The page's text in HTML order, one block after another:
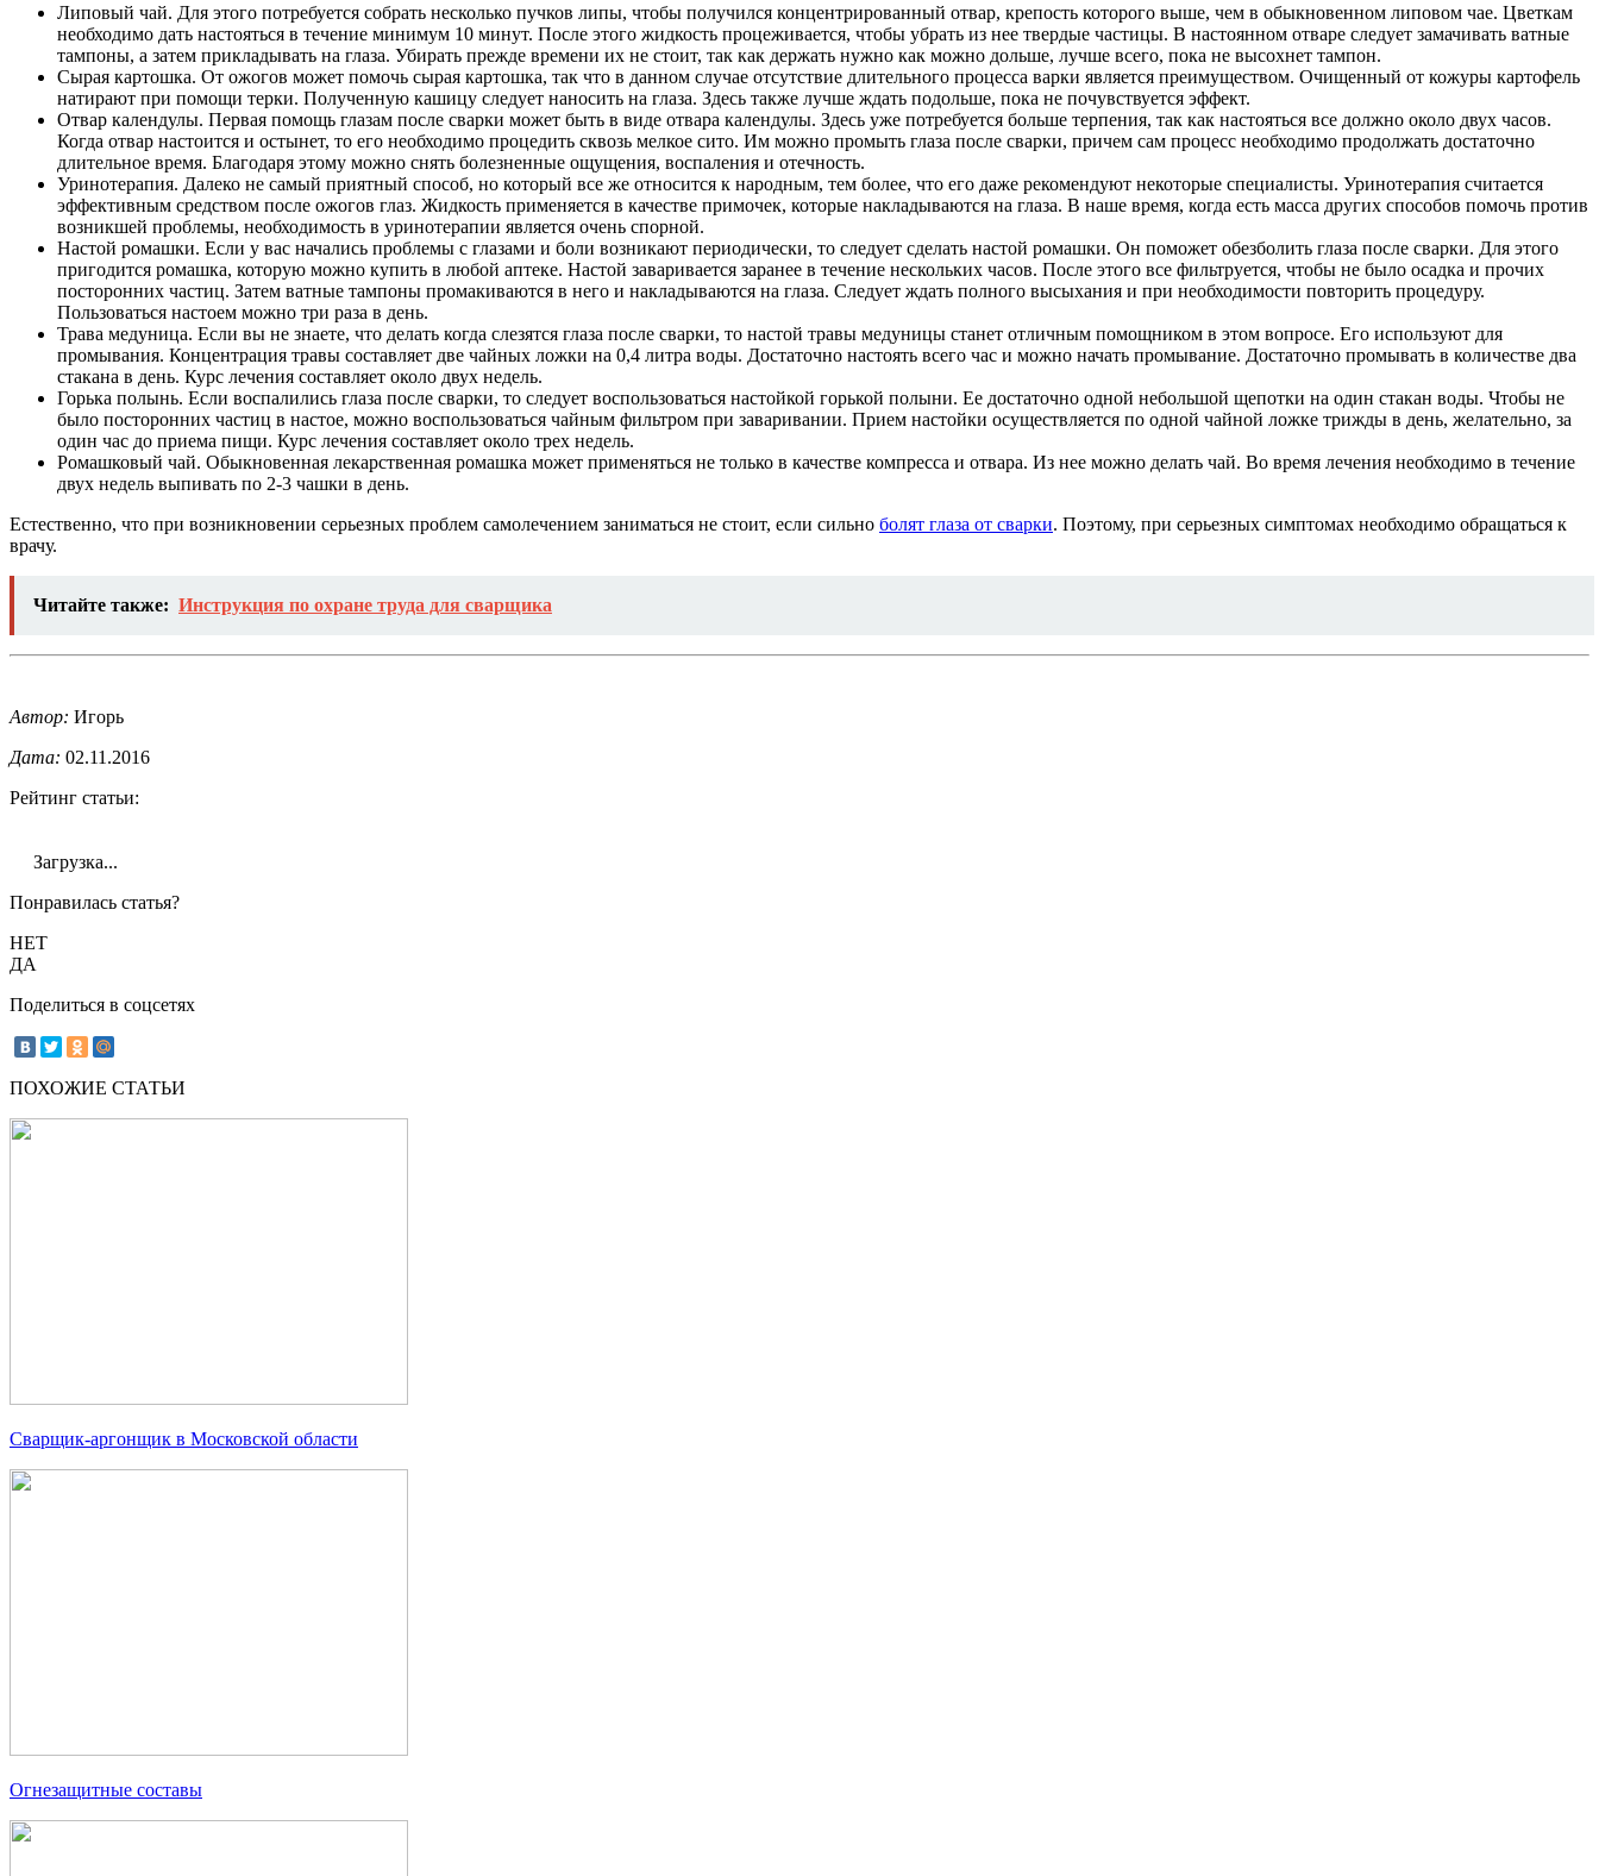
Липовый чай. Для этого потребуется собрать несколько пучков липы, чтобы получился концентрированный отвар, крепость которого выше, чем в обыкновенном липовом чае. Цветкам
необходимо дать настояться в течение минимум 10 минут. После этого жидкость процеживается, чтобы убрать из нее твердые частицы. В настоянном отваре следует замачивать ватные
тампоны, а затем прикладывать на глаза. Убирать прежде времени их не стоит, так как держать нужно как можно дольше, лучше всего, пока не высохнет тампон.
Сырая картошка. От ожогов может помочь сырая картошка, так что в данном случае отсутствие длительного процесса варки является преимуществом. Очищенный от кожуры картофель
натирают при помощи терки. Полученную кашицу следует наносить на глаза. Здесь также лучше ждать подольше, пока не почувствуется эффект.
Отвар календулы. Первая помощь глазам после сварки может быть в виде отвара календулы. Здесь уже потребуется больше терпения, так как настояться все должно около двух часов.
Когда отвар настоится и остынет, то его необходимо процедить сквозь мелкое сито. Им можно промыть глаза после сварки, причем сам процесс необходимо продолжать достаточно
длительное время. Благодаря этому можно снять болезненные ощущения, воспаления и отечность.
Уринотерапия. Далеко не самый приятный способ, но который все же относится к народным, тем более, что его даже рекомендуют некоторые специалисты. Уринотерапия считается
эффективным средством после ожогов глаз. Жидкость применяется в качестве примочек, которые накладываются на глаза. В наше время, когда есть масса других способов помочь против
возникшей проблемы, необходимость в уринотерапии является очень спорной.
Настой ромашки. Если у вас начались проблемы с глазами и боли возникают периодически, то следует сделать настой ромашки. Он поможет обезболить глаза после сварки. Для этого
пригодится ромашка, которую можно купить в любой аптеке. Настой заваривается заранее в течение нескольких часов. После этого все фильтруется, чтобы не было осадка и прочих
посторонних частиц. Затем ватные тампоны промакиваются в него и накладываются на глаза. Следует ждать полного высыхания и при необходимости повторить процедуру.
Пользоваться настоем можно три раза в день.
Трава медуница. Если вы не знаете, что делать когда слезятся глаза после сварки, то настой травы медуницы станет отличным помощником в этом вопросе. Его используют для
промывания. Концентрация травы составляет две чайных ложки на 0,4 литра воды. Достаточно настоять всего час и можно начать промывание. Достаточно промывать в количестве два
стакана в день. Курс лечения составляет около двух недель.
Горька полынь. Если воспалились глаза после сварки, то следует воспользоваться настойкой горькой полыни. Ее достаточно одной небольшой щепотки на один стакан воды. Чтобы не
было посторонних частиц в настое, можно воспользоваться чайным фильтром при заваривании. Прием настойки осуществляется по одной чайной ложке трижды в день, желательно, за
один час до приема пищи. Курс лечения составляет около трех недель.
Ромашковый чай. Обыкновенная лекарственная ромашка может применяться не только в качестве компресса и отвара. Из нее можно делать чай. Во время лечения необходимо в течение
двух недель выпивать по 2-3 чашки в день.
Естественно, что при возникновении серьезных проблем самолечением заниматься не стоит, если сильно болят глаза от сварки. Поэтому, при серьезных симптомах необходимо обращаться к
врачу.
Читайте также: Инструкция по охране труда для сварщика
Автор: Игорь
Дата: 02.11.2016
Рейтинг статьи:
Загрузка...
Понравилась статья?
НЕТ
ДА
Поделиться в соцсетях
ПОХОЖИЕ СТАТЬИ
Сварщик-аргонщик в Московской области
Огнезащитные составы